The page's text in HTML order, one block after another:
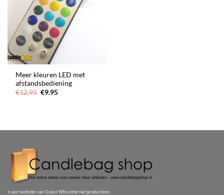
Meer kleuren LED met
afstandsbediening
€12.95 Oorspronkelijke
€9.95Huidige
is een website van Guess Who Internet productions